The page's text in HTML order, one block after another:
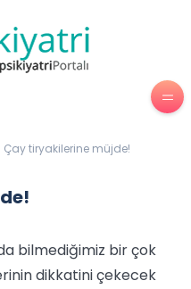
Çay tiryakilerine müjde!
bilmediğimiz bir çok
dikkatini çekecek